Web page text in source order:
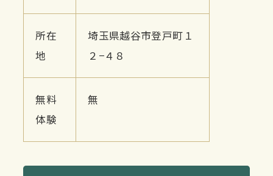
所在
地
埼玉県越谷市登戸町１
２−４８
無料
体験
無